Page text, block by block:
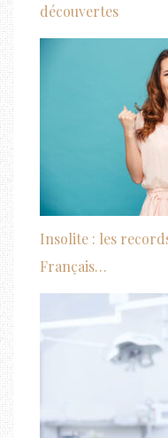
découvertes
Insolite : les
Français…